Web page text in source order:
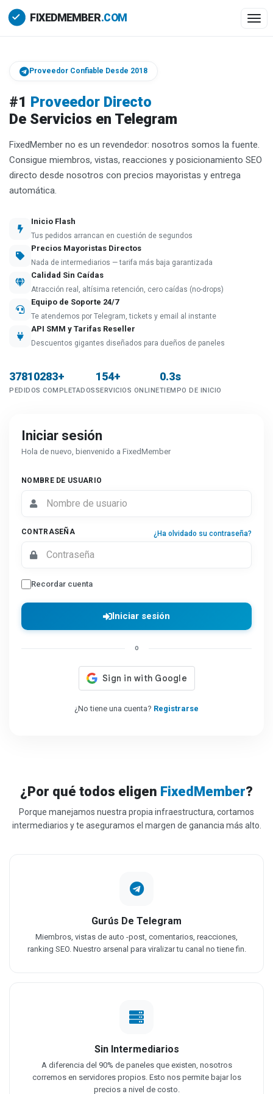
Proveedor Confiable Desde 2018
#1 Proveedor Directo
De Servicios en Telegram
FixedMember no es un revendedor: nosotros somos la fuente.
Consigue miembros, vistas, reacciones y posicionamiento SEO
directo desde nosotros con precios mayoristas y entrega
automática.
Inicio Flash
Tus pedidos arrancan en cuestión de segundos
Precios Mayoristas Directos
Nada de intermediarios — tarifa más baja garantizada
Calidad Sin Caídas
Atracción real, altísima retención, cero caídas (no-drops)
Equipo de Soporte 24/7
Te atendemos por Telegram, tickets y email al instante
API SMM y Tarifas Reseller
Descuentos gigantes diseñados para dueños de paneles
37810283+
PEDIDOS COMPLETADOS
154+
SERVICIOS ONLINE
0.3s
TIEMPO DE INICIO
Iniciar sesión
Hola de nuevo, bienvenido a FixedMember
NOMBRE DE USUARIO
CONTRASEÑA ¿Ha olvidado su contraseña?
Recordar cuenta
Iniciar sesión
o
¿No tiene una cuenta? Registrarse
¿Por qué todos eligen FixedMember?
Porque manejamos nuestra propia infraestructura, cortamos
intermediarios y te aseguramos el margen de ganancia más alto.
Gurús De Telegram
Miembros, vistas de auto -post, comentarios, reacciones,
ranking SEO. Nuestro arsenal para viralizar tu canal no tiene fin.
Sin Intermediarios
A diferencia del 90% de paneles que existen, nosotros
corremos en servidores propios. Esto nos permite bajar los
precios a nivel de costo.